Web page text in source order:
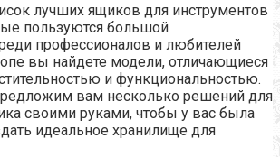
лучших ящиков для инструментов
пользуются большой
профессионалов и любителей
вы найдете модели, отличающиеся
и функциональностью.
вам несколько решений для
своими руками, чтобы у вас была
идеальное хранилище для